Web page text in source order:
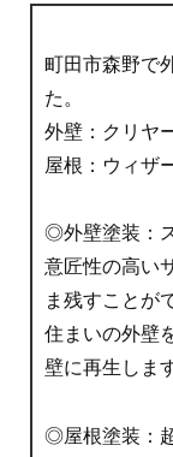
町田市森野で
た。
外壁：クリヤ
屋根：ウィザ
◎外壁塗装：
意匠性の高い
ま残すことが
住まいの外壁
壁に再生しま
◎屋根塗装：